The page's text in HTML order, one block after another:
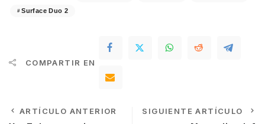
Surface Duo 2
COMPARTIR EN
ARTÍCULO ANTERIOR
SIGUIENTE ARTÍCULO